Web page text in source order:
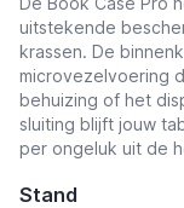
uitstekende
krassen. De
microvezelvoering
behuizing of het
sluiting blijft jouw
per ongeluk uit de
Stand